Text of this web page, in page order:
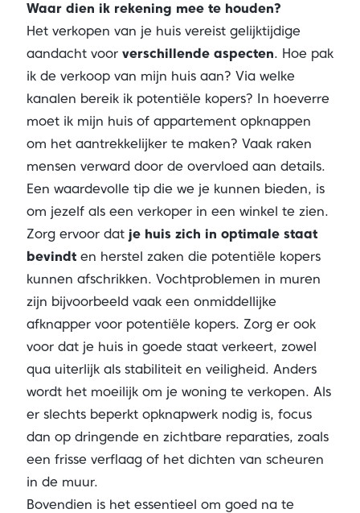
Waar dien ik rekening mee te houden?
Het verkopen van je huis vereist gelijktijdige
aandacht voor verschillende aspecten. Hoe pak
ik de verkoop van mijn huis aan? Via welke
kanalen bereik ik potentiële kopers? In hoeverre
moet ik mijn huis of appartement opknappen
om het aantrekkelijker te maken? Vaak raken
mensen verward door de overvloed aan details.
Een waardevolle tip die we je kunnen bieden, is
om jezelf als een verkoper in een winkel te zien.
Zorg ervoor dat je huis zich in optimale staat
bevindten herstel zaken die potentiële kopers
kunnen afschrikken. Vochtproblemen in muren
zijn bijvoorbeeld vaak een onmiddellijke
afknapper voor potentiële kopers. Zorg er ook
voor dat je huis in goede staat verkeert, zowel
qua uiterlijk als stabiliteit en veiligheid. Anders
wordt het moeilijk om je woning te verkopen. Als
er slechts beperkt opknapwerk nodig is, focus
dan op dringende en zichtbare reparaties, zoals
een frisse verflaag of het dichten van scheuren
in de muur.
Bovendien is het essentieel om goed na te